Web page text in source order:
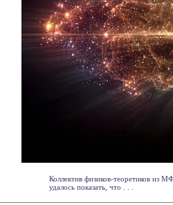
Коллектив физиков-теоретиков из
удалось показать, что . . .